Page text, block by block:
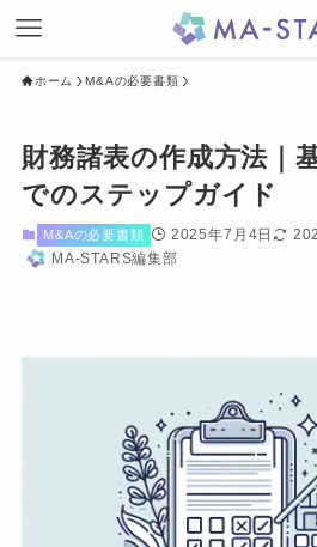
ホーム M&Aの必要書類
財務諸表の作成方法｜
でのステップガイド
M&Aの必要書類 2025年7月4日
MA-STARS編集部